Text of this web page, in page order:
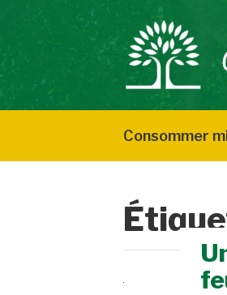
contenu
Consommer